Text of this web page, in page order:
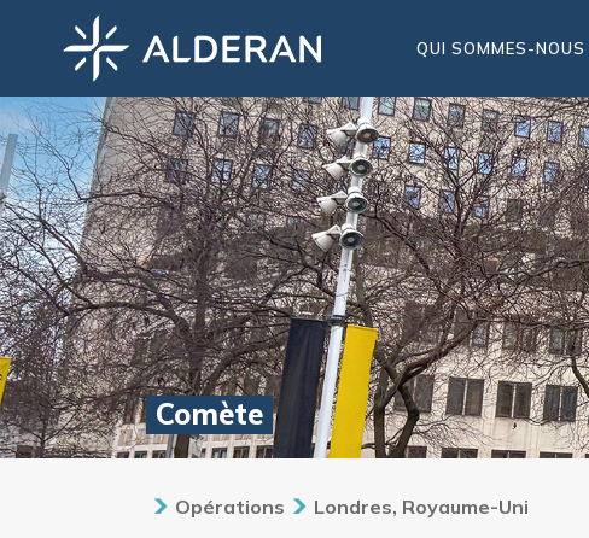
QUI SOMMES-NOUS
Comète
Opérations Londres, Royaume-Uni